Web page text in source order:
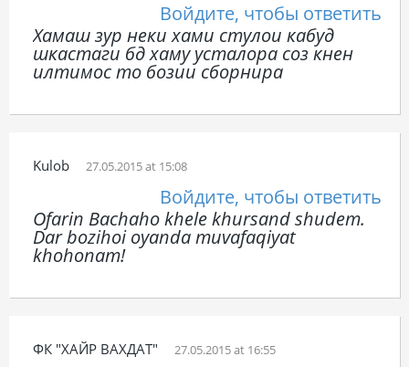
Войдите, чтобы ответить
Хамаш зур неки хами стулои кабуд
шкастаги бд хаму усталора соз кнен
илтимос то бозии сборнира
Kulob 27.05.2015 at 15:08
Войдите, чтобы ответить
Ofarin Bachaho khele khursand shudem.
Dar bozihoi oyanda muvafaqiyat
khohonam!
ФК "ХАЙР ВАХДАТ" 27.05.2015 at 16:55